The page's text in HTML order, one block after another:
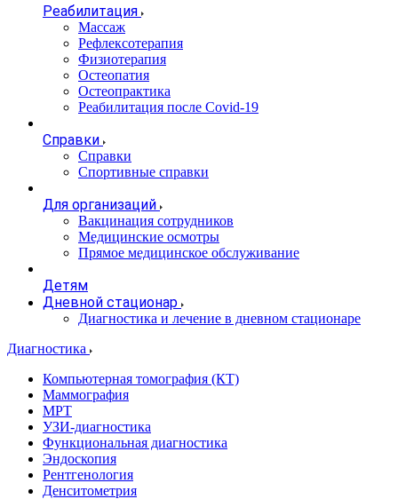
Реабилитация
Массаж
Рефлексотерапия
Физиотерапия
Остеопатия
Остеопрактика
Реабилитация после Covid-19
Справки
Справки
Спортивные справки
Для организаций
Вакцинация сотрудников
Медицинские осмотры
Прямое медицинское обслуживание
Детям
Дневной стационар
Диагностика и лечение в дневном стационаре
Диагностика
Компьютерная томография (КТ)
Маммография
МРТ
УЗИ-диагностика
Функциональная диагностика
Эндоскопия
Рентгенология
Денситометрия